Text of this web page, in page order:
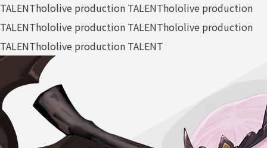
TALENThololive production TALENThololive production
TALENThololive production TALENThololive production
TALENThololive production TALENT